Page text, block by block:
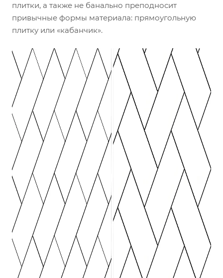
плитки, а также не банально преподносит
привычные формы материала: прямоугольную
плитку или «кабанчик».